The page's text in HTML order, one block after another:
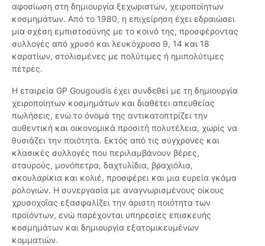
αφοσίωση στη δημιουργία ξεχωριστών, χειροποίητων
κοσμημάτων. Από το 1980, η επιχείρηση έχει εδραιώσει
μια σχέση εμπιστοσύνης με το κοινό της, προσφέροντας
συλλογές από χρυσό και λευκόχρυσο 9, 14 και 18
καρατίων, στολισμένες με πολύτιμες ή ημιπολύτιμες
πέτρες.
Η εταιρεία GP Gougoudis έχει συνδεθεί με τη δημιουργία
χειροποίητων κοσμημάτων και διαθέτει απευθείας
πωλήσεις, ενώ το όνομά της αντικατοπτρίζει την
αυθεντική και οικονομικά προσιτή πολυτέλεια, χωρίς να
θυσιάζει την ποιότητα. Εκτός από τις σύγχρονες και
κλασικές συλλογές που περιλαμβάνουν βέρες,
σταυρούς, μονόπετρα, δαχτυλίδια, βραχιόλια,
σκουλαρίκια και κολιέ, προσφέρει και μια ευρεία γκάμα
ρολογιών. Η συνεργασία με αναγνωρισμένους οίκους
χρυσοχοΐας εξασφαλίζει την άριστη ποιότητα των
προϊόντων, ενώ παρέχονται υπηρεσίες επισκευής
κοσμημάτων και δημιουργία εξατομικευμένων
κομματιών.